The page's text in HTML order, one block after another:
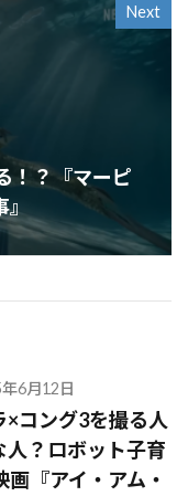
Next
！？『マーピ
6月12日
×コング3を撮る人
人？ロボット子育
画『アイ・アム・